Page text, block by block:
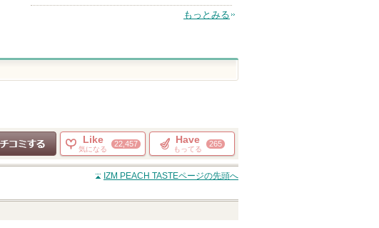
もっとみる
クチコミする
Like
気になる
22,457 Have
もってる
265
IZM PEACH TASTEページの先頭へ